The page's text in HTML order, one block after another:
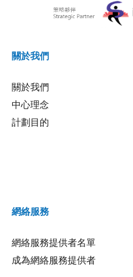
關於我們
關於我們
中心理念
計劃目的
網絡服務
網絡服務提供者名單
成為網絡服務提供者